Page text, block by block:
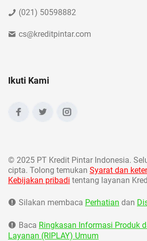
(021) 50598882
cs@kreditpintar.com
Ikuti Kami
© 2025 PT Kredit Pintar Indonesia.
cipta. Tolong temukan Syarat dan
Kebijakan pribadi tentang layanan
Silakan membaca Perhatian dan
Baca Ringkasan Informasi Produk
Layanan (RIPLAY) Umum